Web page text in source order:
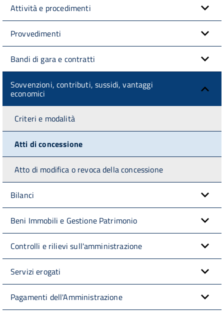
Attività e procedimenti
Provvedimenti
Bandi di gara e contratti
Sovvenzioni, contributi, sussidi, vantaggi
economici
Criteri e modalità
Atti di concessione
Atto di modifica o revoca della concessione
Bilanci
Beni Immobili e Gestione Patrimonio
Controlli e rilievi sull'amministrazione
Servizi erogati
Pagamenti dell'Amministrazione